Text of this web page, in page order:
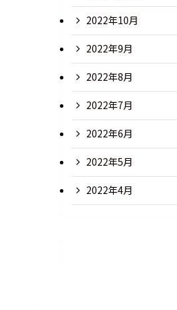
2022年10月
2022年9月
2022年8月
2022年7月
2022年6月
2022年5月
2022年4月